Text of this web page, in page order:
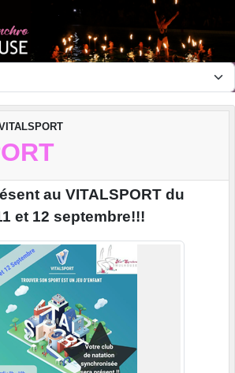
au VITALSPORT du
et 12 septembre!!!
cookies